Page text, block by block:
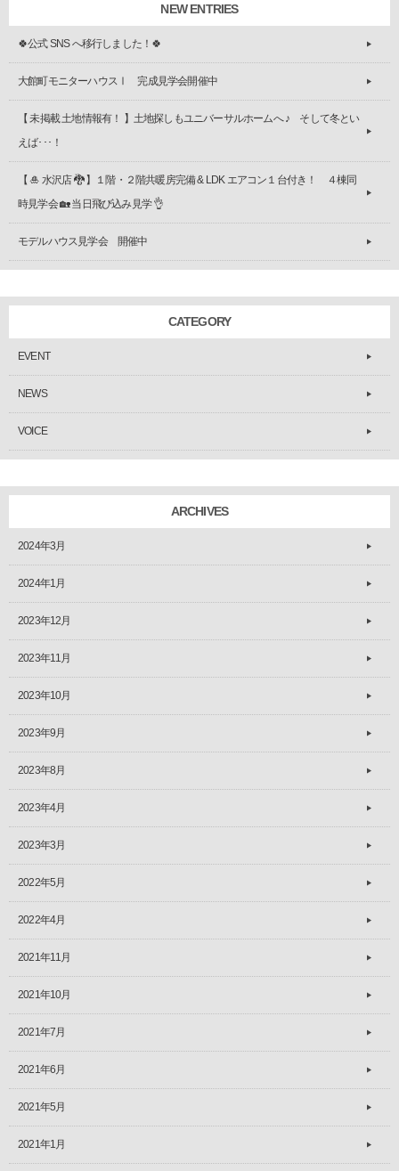
NEW ENTRIES
🍀公式 SNS へ移行しました！🍀
大館町モニターハウスⅠ 完成見学会開催中
【 未掲載 土地情報有！ 】土地探しもユニバーサルホームへ ♪ そして冬とい
えば･･･！
【 🎍 水沢店 🐉 】１階・２階共暖房完備 & LDK エアコン１台付き！ ４棟同
時見学会 🏡 当日飛び込み見学 👌
モデルハウス見学会 開催中
CATEGORY
EVENT
NEWS
VOICE
ARCHIVES
2024年3月
2024年1月
2023年12月
2023年11月
2023年10月
2023年9月
2023年8月
2023年4月
2023年3月
2022年5月
2022年4月
2021年11月
2021年10月
2021年7月
2021年6月
2021年5月
2021年1月